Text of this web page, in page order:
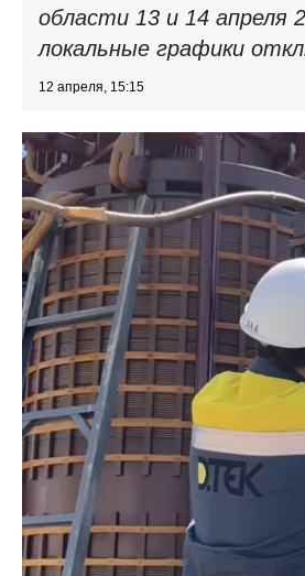
области 13 и 14 апреля
локальные графики
12 апреля, 15:15